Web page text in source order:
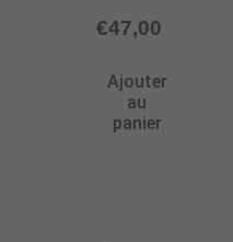
€47,00
Ajouter
au
panier